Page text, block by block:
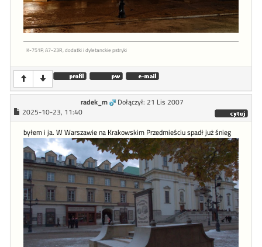
K-751P, A7-23R, dodatki i dyletanckie pstryki
radek_m
Dołączył: 21 Lis 2007
2025-10-23, 11:40
byłem i ja. W Warszawie na Krakowskim Przedmieściu spadł już śnieg